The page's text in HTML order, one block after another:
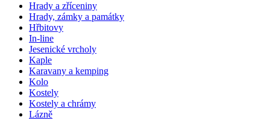
Hrady a zříceniny
Hrady, zámky a památky
Hřbitovy
In-line
Jesenické vrcholy
Kaple
Karavany a kemping
Kolo
Kostely
Kostely a chrámy
Lázně